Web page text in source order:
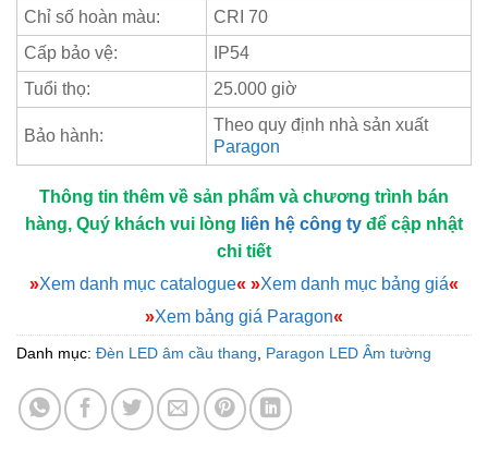
Chỉ số hoàn màu:
CRI 70
Cấp bảo vệ:
IP54
Tuổi thọ:
25.000 giờ
Bảo hành:
Theo quy định nhà sản xuất
Paragon
Thông tin thêm về sản phẩm và chương trình bán
hàng, Quý khách vui lòng liên hệ công ty để cập nhật
chi tiết
»Xem danh mục catalogue« »Xem danh mục bảng giá«
»Xem bảng giá Paragon«
Danh mục: Đèn LED âm cầu thang, Paragon LED Âm tường